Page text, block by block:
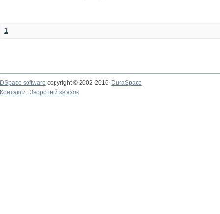
1
DSpace software copyright © 2002-2016
DuraSpace
Контакти
Зворотній зв'язок